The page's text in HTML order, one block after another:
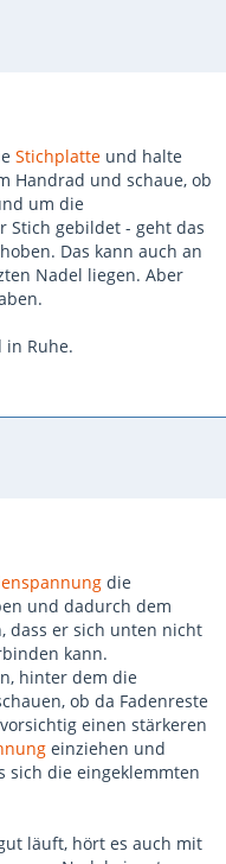
Stichplatte und halte
Handrad und schaue, ob
um die
Stich gebildet - geht das
Das kann auch an
Nadel liegen. Aber
in Ruhe.
die
und dadurch dem
dass er sich unten nicht
kann.
hinter dem die
ob da Fadenreste
einen stärkeren
einziehen und
sich die eingeklemmten
läuft, hört es auch mit